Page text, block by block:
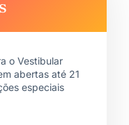
o Vestibular
abertas até 21
especiais